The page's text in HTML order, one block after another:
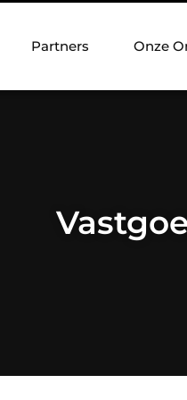
Partners Onze